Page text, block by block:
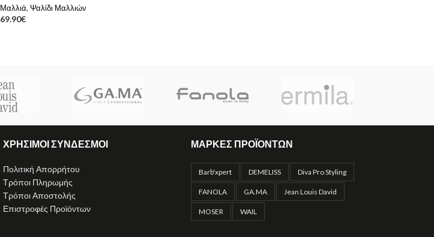
Μαλλιά, Ψαλίδι Μαλλιών
69.90€
ΧΡΗΣΙΜΟΙ ΣΥΝΔΕΣΜΟΙ
Πολιτική Απορρήτου
Τρόποι Πληρωμής
Τρόποι Αποστολής
Επιστροφές Προϊόντων
ΜΑΡΚΕΣ ΠΡΟΪΟΝΤΩΝ
Barb'xpert DEMELISS Diva Pro Styling
FANOLA GA.MA Jean Louis David
MOSER WAIL